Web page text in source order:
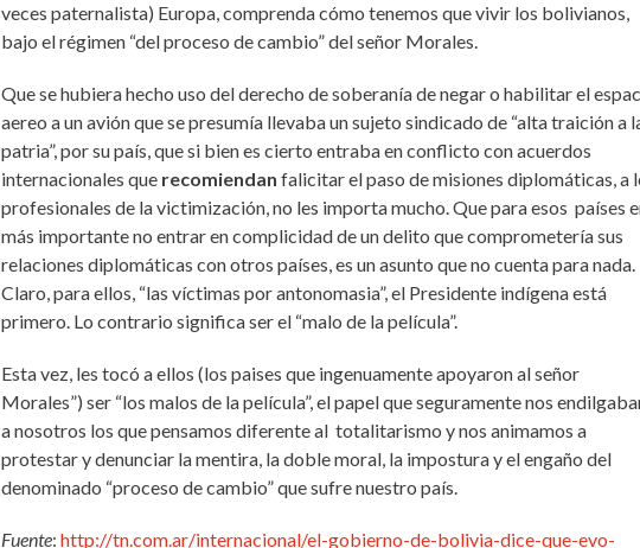
veces paternalista) Europa, comprenda cómo tenemos que vivir los bolivianos,
bajo el régimen “del proceso de cambio” del señor Morales.
Que se hubiera hecho uso del derecho de soberanía de negar o habilitar el
aereo a un avión que se presumía llevaba un sujeto sindicado de “alta traición a
patria”, por su país, que si bien es cierto entraba en conflicto con acuerdos
internacionales que recomiendan falicitar el paso de misiones diplomáticas, a
profesionales de la victimización, no les importa mucho. Que para esos países
más importante no entrar en complicidad de un delito que comprometería sus
relaciones diplomáticas con otros países, es un asunto que no cuenta para nada.
Claro, para ellos, “las víctimas por antonomasia”, el Presidente indígena está
primero. Lo contrario significa ser el “malo de la película”.
Esta vez, les tocó a ellos (los paises que ingenuamente apoyaron al señor
Morales”) ser “los malos de la película”, el papel que seguramente nos
a nosotros los que pensamos diferente al totalitarismo y nos animamos a
protestar y denunciar la mentira, la doble moral, la impostura y el engaño del
denominado “proceso de cambio” que sufre nuestro país.
Fuente: http://tn.com.ar/internacional/el-gobierno-de-bolivia-dice-que-evo-